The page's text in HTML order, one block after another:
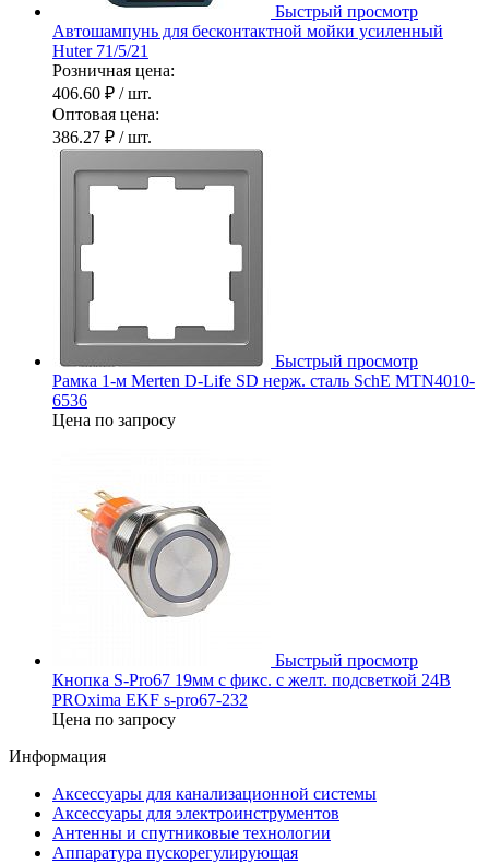
Быстрый просмотр
Автошампунь для бесконтактной мойки усиленный
Huter 71/5/21
Розничная цена:
406.60 ₽ / шт.
Оптовая цена:
386.27 ₽ / шт.
Быстрый просмотр
Рамка 1-м Merten D-Life SD нерж. сталь SchE MTN4010-
6536
Цена по запросу
Быстрый просмотр
Кнопка S-Pro67 19мм с фикс. с желт. подсветкой 24В
PROxima EKF s-pro67-232
Цена по запросу
Информация
Аксессуары для канализационной системы
Аксессуары для электроинструментов
Антенны и спутниковые технологии
Аппаратура пускорегулирующая